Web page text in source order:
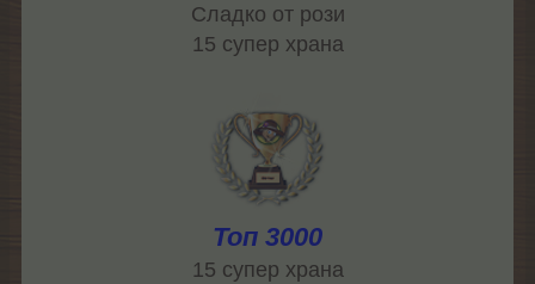
Сладко от рози
15 супер храна
Топ 3000
15 супер храна